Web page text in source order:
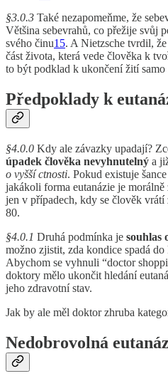
§3.0.3 Také nezapomeňme, že
Většina sebevrahů, co přežije svůj
svého činu15. A Nietzsche tvrdil,
část života, která vede člověka k
to být podklad k ukončení žití samo
Předpoklady k
§4.0.0 Kdy ale závazky upadají?
úpadek člověka nevyhnutelný a
o vyšší ctnosti. Pokud existuje
jakákoli forma eutanázie je
jen v případech, kdy se člověk
80.
§4.0.1 Druhá podmínka je souhlas
možno zjistit, zda kondice spadá
Abychom se vyhnuli “doctor
doktory mělo ukončit hledání
jeho zdravotní stav.
Jak by ale měl doktor zhruba
Nedobrovolná